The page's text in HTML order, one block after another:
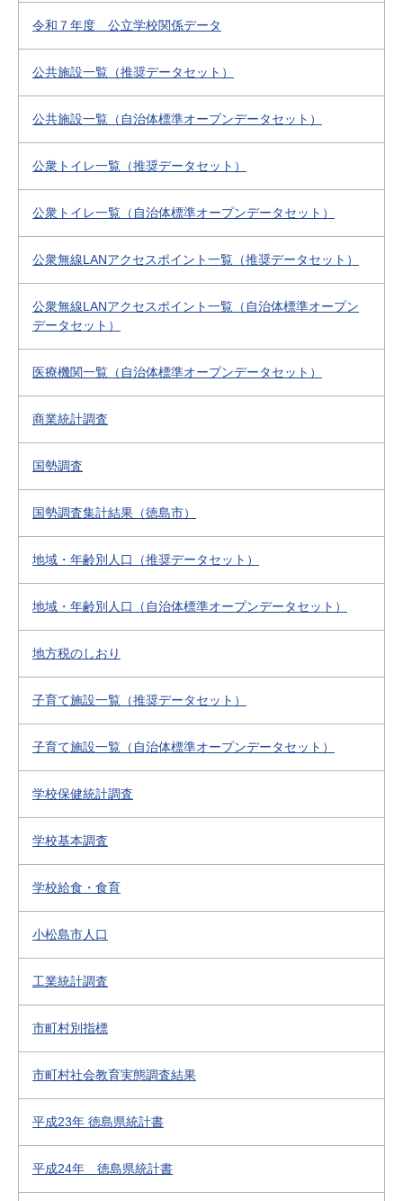
令和７年度 公立学校関係データ
公共施設一覧（推奨データセット）
公共施設一覧（自治体標準オープンデータセット）
公衆トイレ一覧（推奨データセット）
公衆トイレ一覧（自治体標準オープンデータセット）
公衆無線LANアクセスポイント一覧（推奨データセット）
公衆無線LANアクセスポイント一覧（自治体標準オープン
データセット）
医療機関一覧（自治体標準オープンデータセット）
商業統計調査
国勢調査
国勢調査集計結果（徳島市）
地域・年齢別人口（推奨データセット）
地域・年齢別人口（自治体標準オープンデータセット）
地方税のしおり
子育て施設一覧（推奨データセット）
子育て施設一覧（自治体標準オープンデータセット）
学校保健統計調査
学校基本調査
学校給食・食育
小松島市人口
工業統計調査
市町村別指標
市町村社会教育実態調査結果
平成23年 徳島県統計書
平成24年 徳島県統計書